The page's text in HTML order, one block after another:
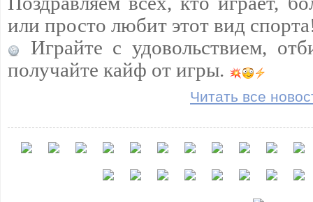
или просто любит этот вид
Играйте с удовольствием,
получайте кайф от игры.
Читать все